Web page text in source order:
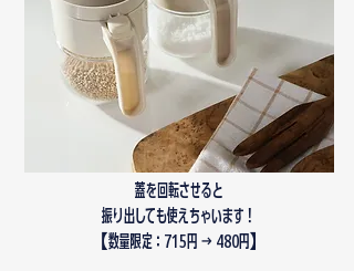
蓋を回転させると
振り出しても使えちゃいます！
​【数量限定：715円 → 480円】